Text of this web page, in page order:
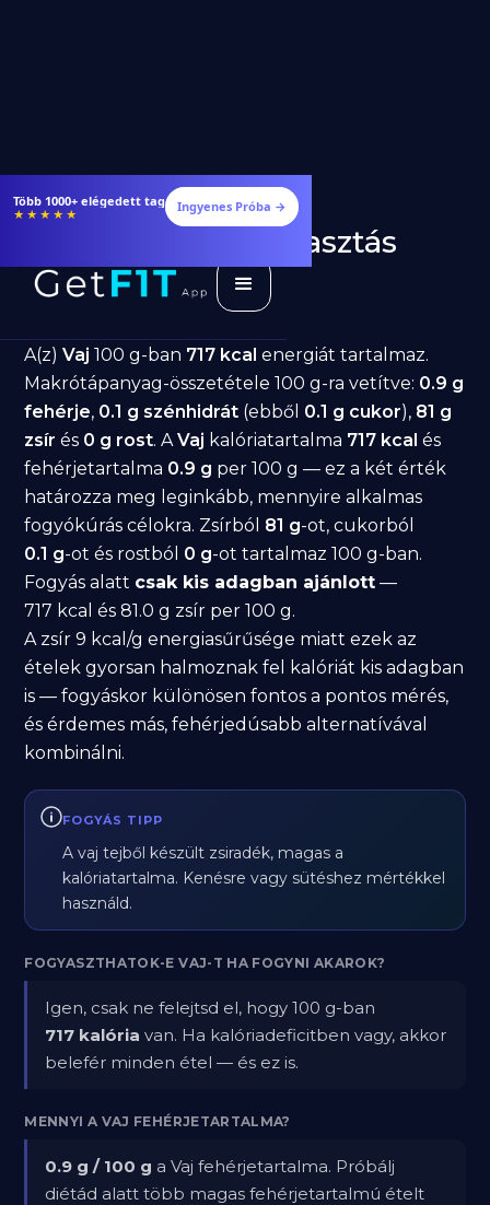
Több 1000+ elégedett tag
★★★★★ Ingyenes Próba →
Vaj fogyásra: jó választás
diéta alatt?
A(z)Vaj 100 g-ban 717 kcal energiát tartalmaz.
Makrótápanyag-összetétele 100 g-ra vetítve: 0.9 g
fehérje, 0.1 g szénhidrát (ebből 0.1 g cukor), 81 g
zsír és 0 g rost. AVaj kalóriatartalma 717 kcal és
fehérjetartalma 0.9 g per 100 g — ez a két érték
határozza meg leginkább, mennyire alkalmas
fogyókúrás célokra. Zsírból 81 g-ot, cukorból
0.1 g-ot és rostból 0 g-ot tartalmaz 100 g-ban.
Fogyás alatt csak kis adagban ajánlott —
717 kcal és 81.0 g zsír per 100 g.
A zsír 9 kcal/g energiasűrűsége miatt ezek az
ételek gyorsan halmoznak fel kalóriát kis adagban
is — fogyáskor különösen fontos a pontos mérés,
és érdemes más, fehérjedúsabb alternatívával
kombinálni.
FOGYÁS TIPP
A vaj tejből készült zsiradék, magas a
kalóriatartalma. Kenésre vagy sütéshez mértékkel
használd.
FOGYASZTHATOK-E VAJ-T HA FOGYNI AKAROK?
Igen, csak ne felejtsd el, hogy 100 g-ban
717 kalória van. Ha kalóriadeficitben vagy, akkor
belefér minden étel — és ez is.
MENNYI A VAJ FEHÉRJETARTALMA?
0.9 g / 100 g a Vaj fehérjetartalma. Próbálj
diétád alatt több magas fehérjetartalmú ételt